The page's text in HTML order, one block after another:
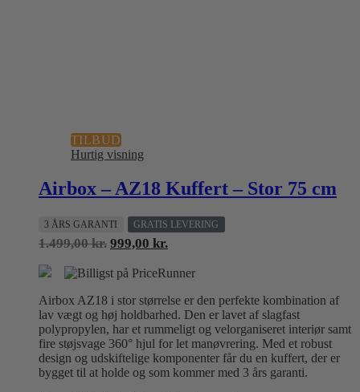
TILBUD
Hurtig visning
Airbox – AZ18 Kuffert – Stor 75 cm
3 ÅRS GARANTI GRATIS LEVERING
1.499,00kr. Den
pris
1.499,00 kr..
999,00 kr.Den
pris
999,00 kr..
Airbox AZ18 i stor størrelse er den perfekte kombination af
lav vægt og høj holdbarhed. Den er lavet af slagfast
polypropylen, har et rummeligt og velorganiseret interiør samt
fire støjsvage 360° hjul for let manøvrering. Med et robust
design og udskiftelige komponenter får du en kuffert, der er
bygget til at holde og som kommer med 3 års garanti.